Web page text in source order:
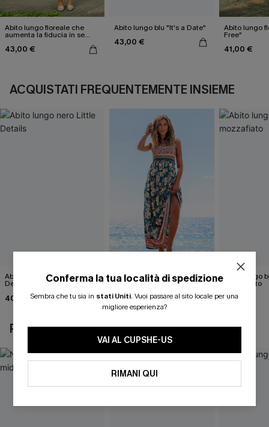
Abito lungo floreale che
aumenta la fiducia in se
43,00 €
Abito lungo blu "It's a Date"
43,00 €
Abito lungo
Free"
41,00 €
ACQUISTATI FREQUENTEMENTE INSIEME
Abito lungo nero Little
Details
40,00 €
Abito lungo floreale "Spring
Blooms"
30,00 €38,00 €
Abito lungo
mozzafiato
43,00 €
POTREBBE INTERESSARTI ANCHE
Conferma la tua località di spedizione
Sembra che tu sia in stati Uniti. Vuoi passare al sito locale per una
migliore esperienza?
VAI AL CUPSHE-US
RIMANI QUI